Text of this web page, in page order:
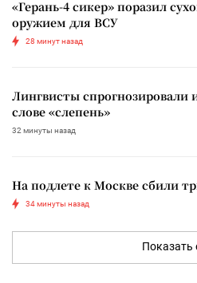
«Герань-4 сикер» поразил
оружием для ВСУ
28 минут назад
Лингвисты спрогнозировали
слове «слепень»
32 минуты назад
На подлете к Москве сбили
34 минуты назад
Показать